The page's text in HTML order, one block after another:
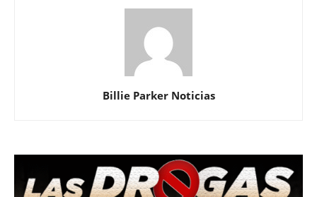
Billie Parker Noticias